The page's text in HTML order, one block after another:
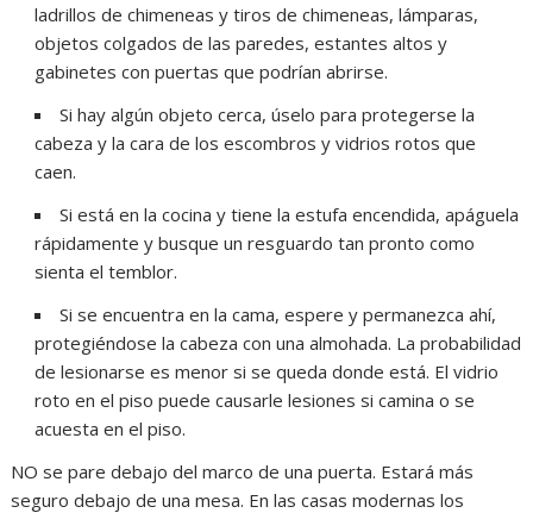
ladrillos de chimeneas y tiros de chimeneas, lámparas,
objetos colgados de las paredes, estantes altos y
gabinetes con puertas que podrían abrirse.
Si hay algún objeto cerca, úselo para protegerse la
cabeza y la cara de los escombros y vidrios rotos que
caen.
Si está en la cocina y tiene la estufa encendida, apáguela
rápidamente y busque un resguardo tan pronto como
sienta el temblor.
Si se encuentra en la cama, espere y permanezca ahí,
protegiéndose la cabeza con una almohada. La probabilidad
de lesionarse es menor si se queda donde está. El vidrio
roto en el piso puede causarle lesiones si camina o se
acuesta en el piso.
NO se pare debajo del marco de una puerta. Estará más
seguro debajo de una mesa. En las casas modernas los